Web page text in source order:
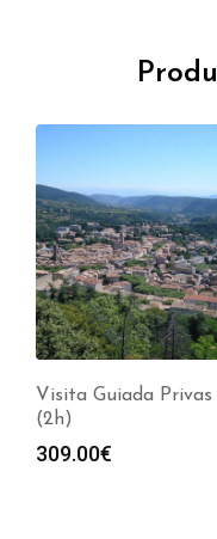
Visita Guiada Privas
(2h)
309.00€